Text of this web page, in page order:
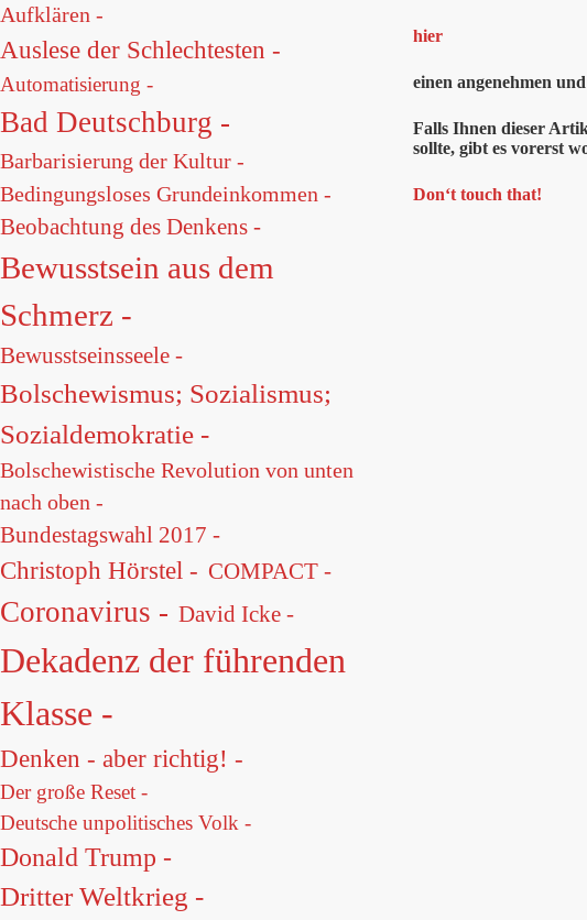
hier
einen angenehmen
Falls Ihnen dieser
sollte, gibt es vorerst
Don‘t touch that!
Aufklären -
Auslese der Schlechtesten -
Automatisierung -
Bad Deutschburg -
Barbarisierung der Kultur -
Bedingungsloses Grundeinkommen -
Beobachtung des Denkens -
Bewusstsein aus dem
Schmerz -
Bewusstseinsseele -
Bolschewismus; Sozialismus;
Sozialdemokratie -
Bolschewistische Revolution von unten
nach oben -
Bundestagswahl 2017 -
Christoph Hörstel - COMPACT -
Coronavirus - David Icke -
Dekadenz der führenden
Klasse -
Denken - aber richtig! -
Der große Reset -
Deutsche unpolitisches Volk -
Donald Trump -
Dritter Weltkrieg -